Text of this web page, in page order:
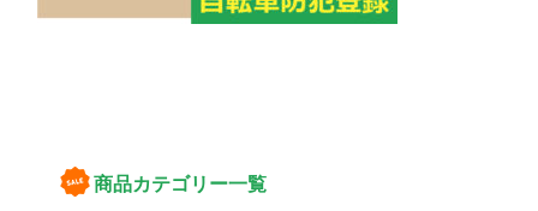
商品カテゴリー一覧